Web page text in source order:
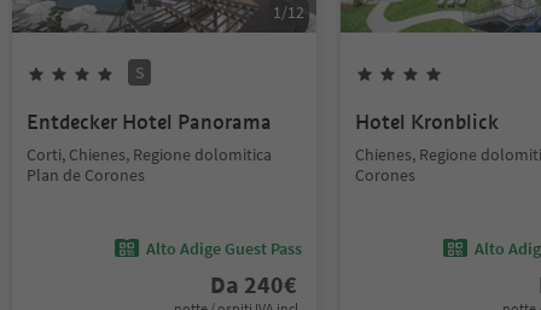
1/12
S
Entdecker Hotel Panorama
Corti, Chienes, Regione dolomitica
Plan de Corones
Alto Adige Guest Pass
Da 240€
Hotel Kronblick
Chienes, Regione
Corones
Alto